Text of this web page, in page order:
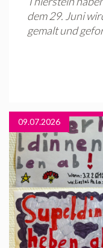
dem 29. Juni
gemalt und
09.07.2026